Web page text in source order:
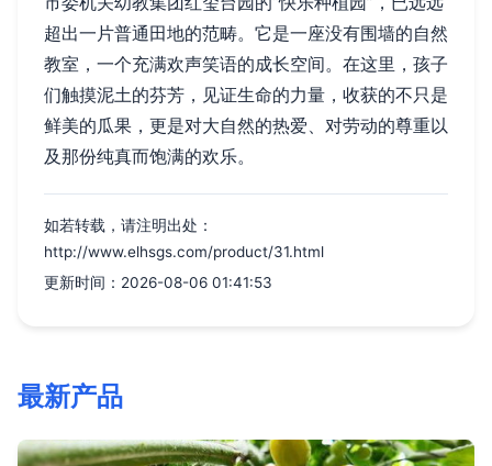
超出一片普通田地的范畴。它是一座没有围墙的自然
教室，一个充满欢声笑语的成长空间。在这里，孩子
们触摸泥土的芬芳，见证生命的力量，收获的不只是
鲜美的瓜果，更是对大自然的热爱、对劳动的尊重以
及那份纯真而饱满的欢乐。
如若转载，请注明出处：
http://www.elhsgs.com/product/31.html
更新时间：2026-08-06 01:41:53
最新产品